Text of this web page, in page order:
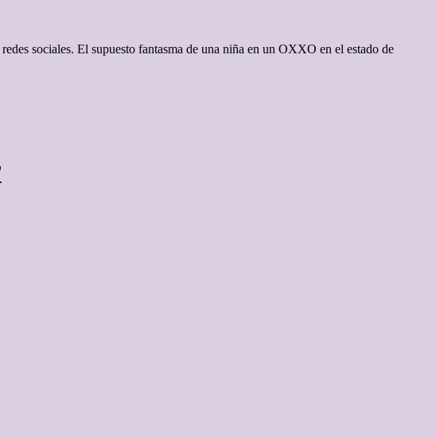
sociales. El supuesto fantasma de una niña en un OXXO en el estado de